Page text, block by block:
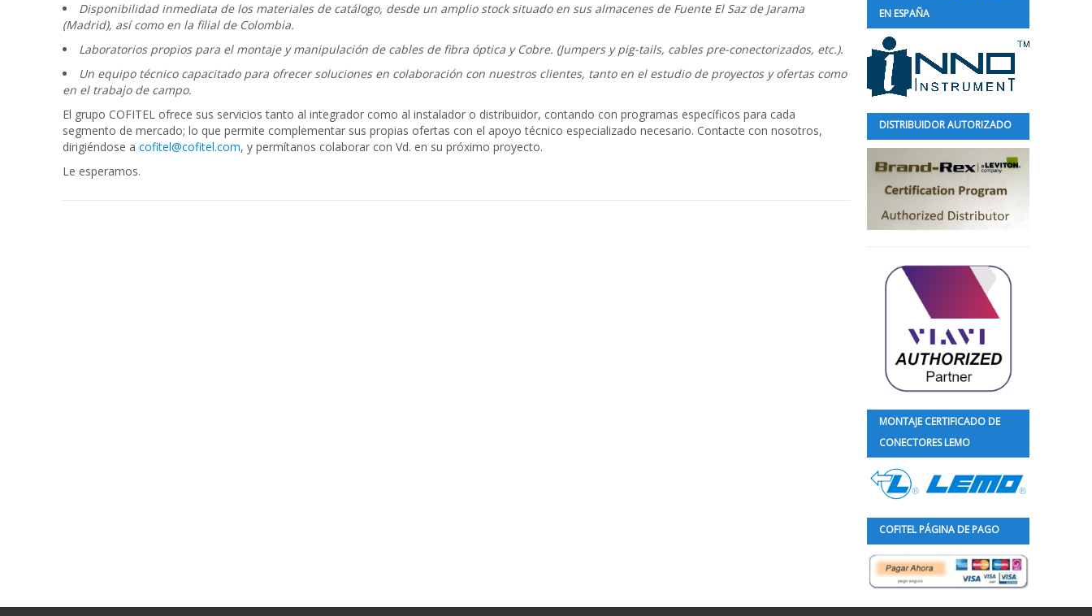
Disponibilidad inmediata de los materiales de catálogo, desde un amplio stock situado en sus almacenes de Fuente El Saz de Jarama
(Madrid), así como en la filial de Colombia.
Laboratorios propios para el montaje y manipulación de cables de fibra óptica y Cobre. (Jumpers y pig-tails, cables pre-conectorizados, etc.).
Un equipo técnico capacitado para ofrecer soluciones en colaboración con nuestros clientes, tanto en el estudio de proyectos y ofertas como
en el trabajo de campo.
El grupo COFITEL ofrece sus servicios tanto al integrador como al instalador o distribuidor, contando con programas específicos para cada
segmento de mercado; lo que permite complementar sus propias ofertas con el apoyo técnico especializado necesario. Contacte con nosotros,
dirigiéndose a cofitel@cofitel.com, y permítanos colaborar con Vd. en su próximo proyecto.
Le esperamos.
EN ESPAÑA
DISTRIBUIDOR AUTORIZADO
MONTAJE CERTIFICADO DE
CONECTORES LEMO
COFITEL PÁGINA DE PAGO